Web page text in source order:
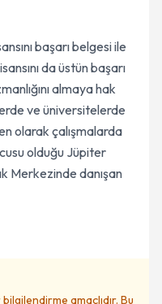
başarı belgesi ile
da üstün başarı
almaya hak
ve üniversitelerde
olarak çalışmalarda
olduğu Jüpiter
Merkezinde danışan
etmektedir.
amaçlıdır. Bu